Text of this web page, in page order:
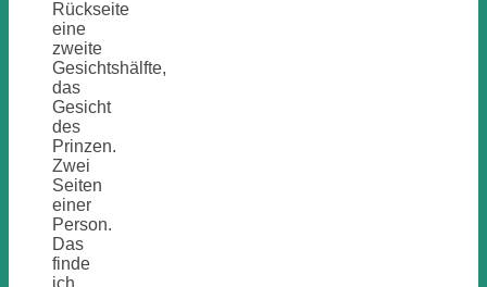
Rückseite
eine
zweite
Gesichtshälfte,
das
Gesicht
des
Prinzen.
Zwei
Seiten
einer
Person.
Das
finde
ich